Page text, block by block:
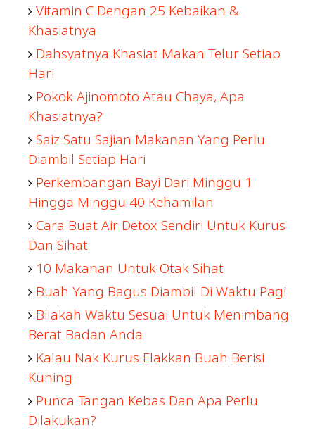
Vitamin C Dengan 25 Kebaikan &
Khasiatnya
Dahsyatnya Khasiat Makan Telur Setiap
Hari
Pokok Ajinomoto Atau Chaya, Apa
Khasiatnya?
Saiz Satu Sajian Makanan Yang Perlu
Diambil Setiap Hari
Perkembangan Bayi Dari Minggu 1
Hingga Minggu 40 Kehamilan
Cara Buat Air Detox Sendiri Untuk Kurus
Dan Sihat
10 Makanan Untuk Otak Sihat
Buah Yang Bagus Diambil Di Waktu Pagi
Bilakah Waktu Sesuai Untuk Menimbang
Berat Badan Anda
Kalau Nak Kurus Elakkan Buah Berisi
Kuning
Punca Tangan Kebas Dan Apa Perlu
Dilakukan?